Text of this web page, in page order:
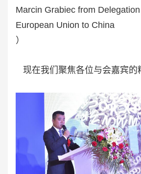
Marcin Grabiec from
European Union to China
）
现在我们聚焦各位与会嘉宾的